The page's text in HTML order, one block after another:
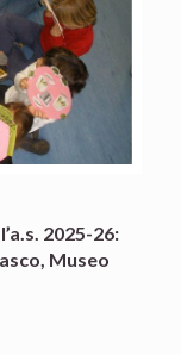
2025-26:
Museo